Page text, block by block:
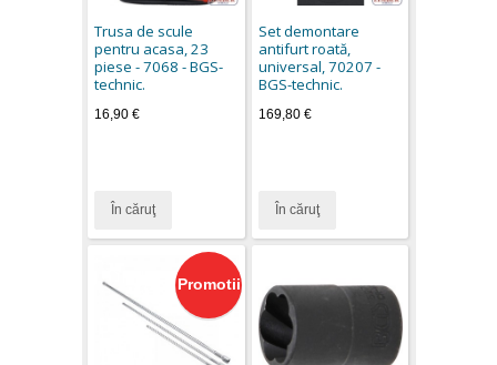
Trusa de scule
pentru acasa, 23
piese - 7068 - BGS-
technic.
16,90 €
În căruţ
Set demontare
antifurt roată,
universal, 70207 -
BGS-technic.
169,80 €
În căruţ
Promotii